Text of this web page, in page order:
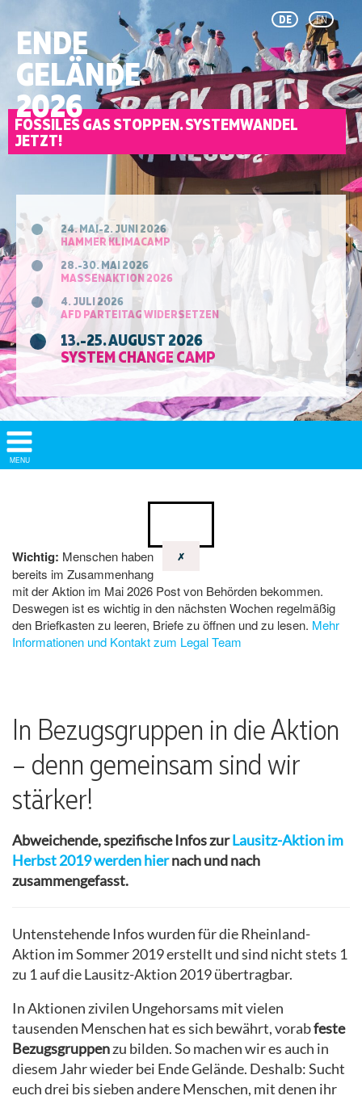
DE EN
ENDE
GELÄNDE
2026
FOSSILES GAS STOPPEN. SYSTEMWANDEL
JETZT!
24. MAI-2. JUNI 2026
HAMMER KLIMACAMP
28.-30. MAI 2026
MASSENAKTION 2026
4. JULI 2026
AFD PARTEITAG WIDERSETZEN
13.-25. AUGUST 2026
SYSTEM CHANGE CAMP
Show/
Hide
MENU
In Bezugsgruppen in die Aktion
– denn gemeinsam sind wir
stärker!
Abweichende, spezifische Infos zurLausitz-Aktion im
Herbst 2019 werden hiernach und nach
zusammengefasst.
Untenstehende Infos wurden für die Rheinland-
Aktion im Sommer 2019 erstellt und sind nicht stets 1
zu 1 auf die Lausitz-Aktion 2019 übertragbar.
In Aktionen zivilen Ungehorsams mit vielen
tausenden Menschen hat es sich bewährt, vorabfeste
Bezugsgruppenzu bilden. So machen wir es auch in
diesem Jahr wieder bei Ende Gelände. Deshalb: Sucht
euch drei bis sieben andere Menschen, mit denen ihr
✗
Wichtig: Menschen haben
bereits im Zusammenhang
mit der Aktion im Mai 2026 Post von Behörden bekommen.
Deswegen ist es wichtig in den nächsten Wochen regelmäßig
den Briefkasten zu leeren, Briefe zu öffnen und zu lesen. Mehr
Informationen und Kontakt zum Legal Team